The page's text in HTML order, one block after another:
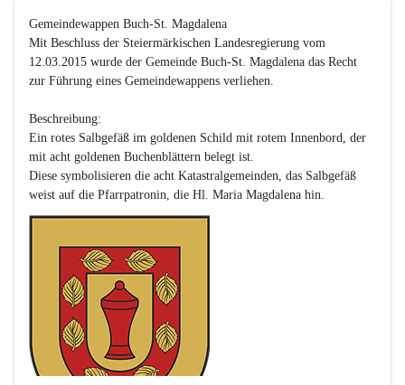
Gemeindewappen Buch-St. Magdalena
Mit Beschluss der Steiermärkischen Landesregierung vom
12.03.2015 wurde der Gemeinde Buch-St. Magdalena das Recht
zur Führung eines Gemeindewappens verliehen.
Beschreibung:
Ein rotes Salbgefäß im goldenen Schild mit rotem Innenbord, der
mit acht goldenen Buchenblättern belegt ist.
Diese symbolisieren die acht Katastralgemeinden, das Salbgefäß